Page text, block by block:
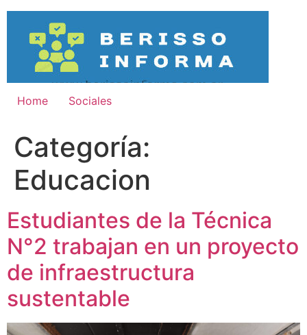
contenido
Home Sociales
Categoría:
Educacion
Estudiantes de la Técnica
N°2 trabajan en un proyecto
de infraestructura
sustentable